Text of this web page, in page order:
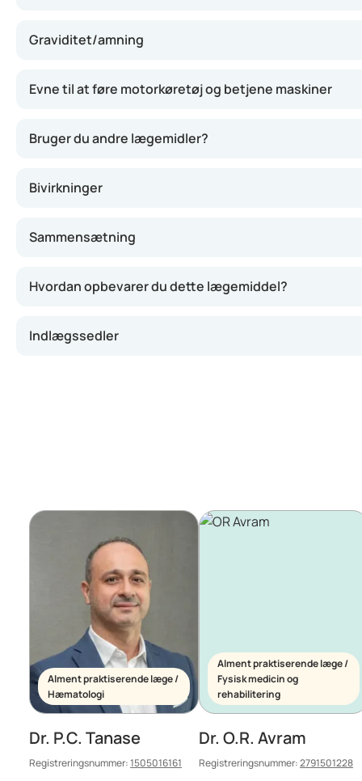
Graviditet/amning
Evne til at føre motorkøretøj og betjene maskiner
Bruger du andre lægemidler?
Bivirkninger
Sammensætning
Hvordan opbevarer du dette lægemiddel?
Indlægssedler
Alment praktiserende læge /
Hæmatologi
Dr. P.C. Tanase
Registreringsnummer:1505016161
Alment praktiserende læge /
Fysisk medicin og
rehabilitering
Dr. O.R. Avram
Registreringsnummer:2791501228